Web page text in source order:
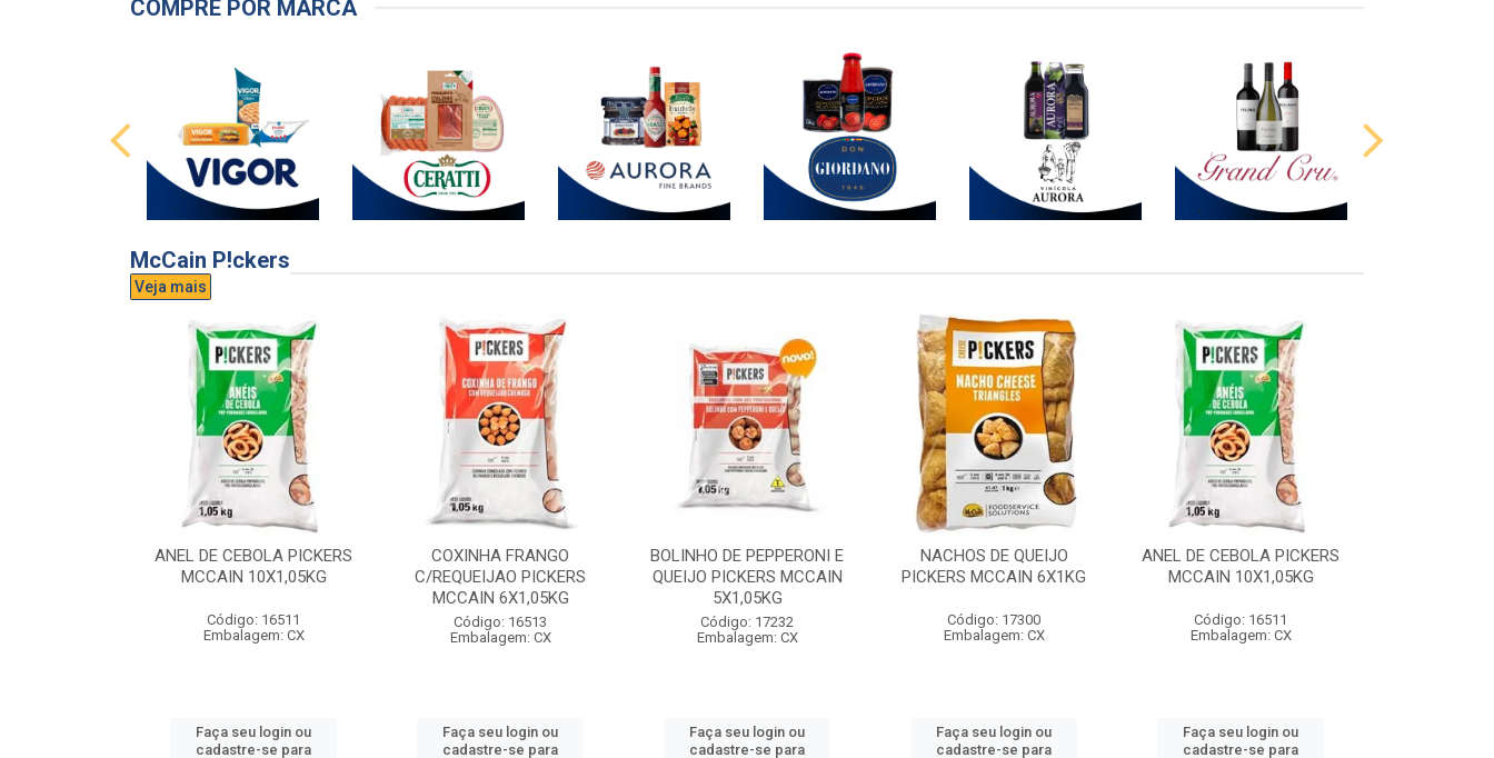
COMPRE POR MARCA
McCain P!ckers
Veja mais
ANEL DE CEBOLA PICKERS
MCCAIN 10X1,05KG
Código: 16511
Embalagem: CX
Faça seu login ou
cadastre-se para
COXINHA FRANGO
C/REQUEIJAO PICKERS
MCCAIN 6X1,05KG
Código: 16513
Embalagem: CX
Faça seu login ou
cadastre-se para
BOLINHO DE PEPPERONI E
QUEIJO PICKERS MCCAIN
5X1,05KG
Código: 17232
Embalagem: CX
Faça seu login ou
cadastre-se para
NACHOS DE QUEIJO
PICKERS MCCAIN 6X1KG
Código: 17300
Embalagem: CX
Faça seu login ou
cadastre-se para
ANEL DE CEBOLA PICKERS
MCCAIN 10X1,05KG
Código: 16511
Embalagem: CX
Faça seu login ou
cadastre-se para